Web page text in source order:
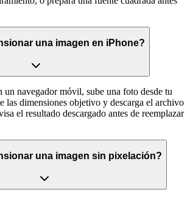
una imagen en iPhone?
un navegador móvil, sube una foto desde tu
las dimensiones objetivo y descarga el archivo
el resultado descargado antes de reemplazar
una imagen sin pixelación?